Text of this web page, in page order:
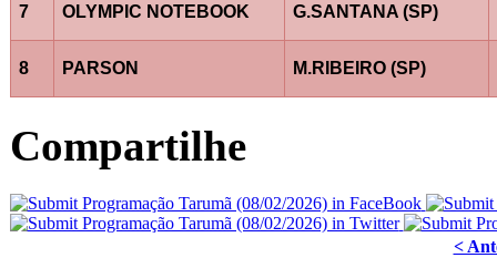
7 OLYMPIC NOTEBOOK G.SANTANA (SP)
8 PARSON M.RIBEIRO (SP)
Compartilhe
<